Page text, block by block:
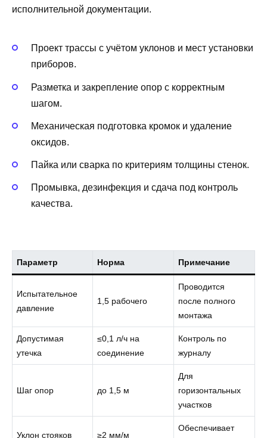
исполнительной документации.
Проект трассы с учётом уклонов и мест установки
приборов.
Разметка и закрепление опор с корректным
шагом.
Механическая подготовка кромок и удаление
оксидов.
Пайка или сварка по критериям толщины стенок.
Промывка, дезинфекция и сдача под контроль
качества.
Параметр Норма Примечание
Испытательное
давление
1,5 рабочего
Проводится
после полного
монтажа
Допустимая
утечка
≤0,1 л/ч на
соединение
Контроль по
журналу
Шаг опор до 1,5 м
Для
горизонтальных
участков
Уклон стояков ≥2 мм/м
Обеспечивает